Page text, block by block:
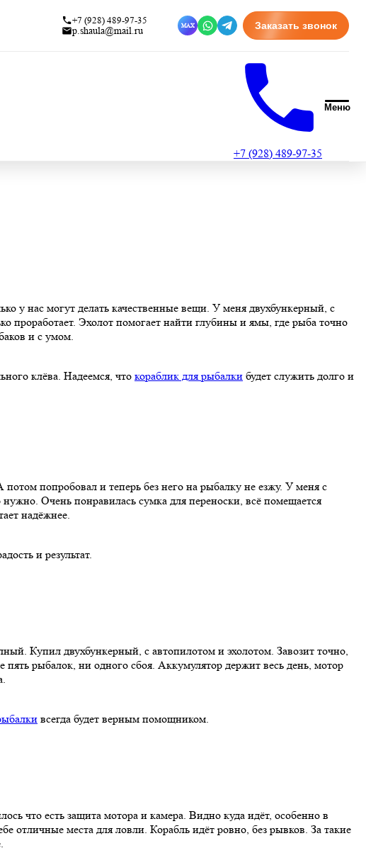
+7 (928) 489-97-35
p.shaula@mail.ru MAX Заказать звонок
+7 (928) 489-97-35
Меню
у нас могут делать качественные вещи. У меня двухбункерный, с
проработает. Эхолот помогает найти глубины и ямы, где рыба точно
и с умом.
клёва. Надеемся, что кораблик для рыбалки будет служить долго и
попробовал и теперь без него на рыбалку не езжу. У меня с
Очень понравилась сумка для переноски, всё помещается
надёжнее.
и результат.
Купил двухбункерный, с автопилотом и эхолотом. Завозит точно,
рыбалок, ни одного сбоя. Аккумулятор держит весь день, мотор
всегда будет верным помощником.
что есть защита мотора и камера. Видно куда идёт, особенно в
отличные места для ловли. Корабль идёт ровно, без рывков. За такие